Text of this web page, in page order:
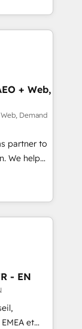
役割定義・
導。「設
した情報設
Hubで一体
・
設計、履歴
・
アワ
/
Media),
🔄
Media. -
agents
+ Web,
Demand
partner to
We help
led
apps,
inbound,
- EN
et